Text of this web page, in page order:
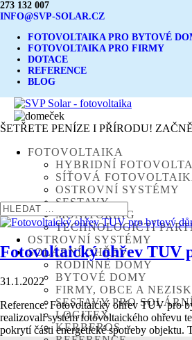
273 132 007
INFO@SVP-SOLAR.CZ
FOTOVOLTAIKA PRO BYTOVÉ
FOTOVOLTAIKA PRO FIRMY
DOTACE
REFERENCE
BLOG
ŠETŘETE PENÍZE I PŘÍRODU!
FOTOVOLTAIKA
HYBRIDNÍ
SÍŤOVÁ
OSTROVNÍ SYSTÉMY
SESTAVY
MONITORING
TECHNOLOGIČTÍ
OSTROVNÍ SYSTÉMY
SOLÁRNÍ OHŘEV
RODINNÉ DOMY
BYTOVÉ DOMY
FIRMY, OBCE A
SESTAVY PRO
LOGITEX
KERBEROS
Fotovoltaický ohřev TUV
31.1.2022
Reference: Fotovoltaický ohřev TUV pro
realizovali systém fotovoltaického ohřevu
pokrytí části energetické spotřeby objektu.